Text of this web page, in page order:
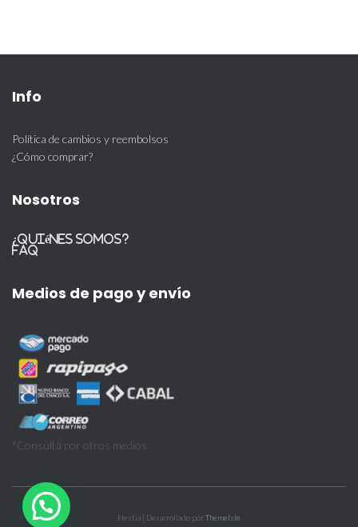
Info
Política de cambios y reembolsos
¿Cómo comprar?
Nosotros
¿Quiénes somos?
FAQ
Medios de pago y envío
*Consultá por otros medios
Hestia | Desarrollado porThemeIsle